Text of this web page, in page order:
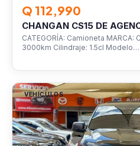
Q 112,990
CHANGAN CS15 DE
CATEGORÍA: Camioneta MARCA:
3000km Cilindraje: 1.5cl Modelo…
VEHÍCULOS